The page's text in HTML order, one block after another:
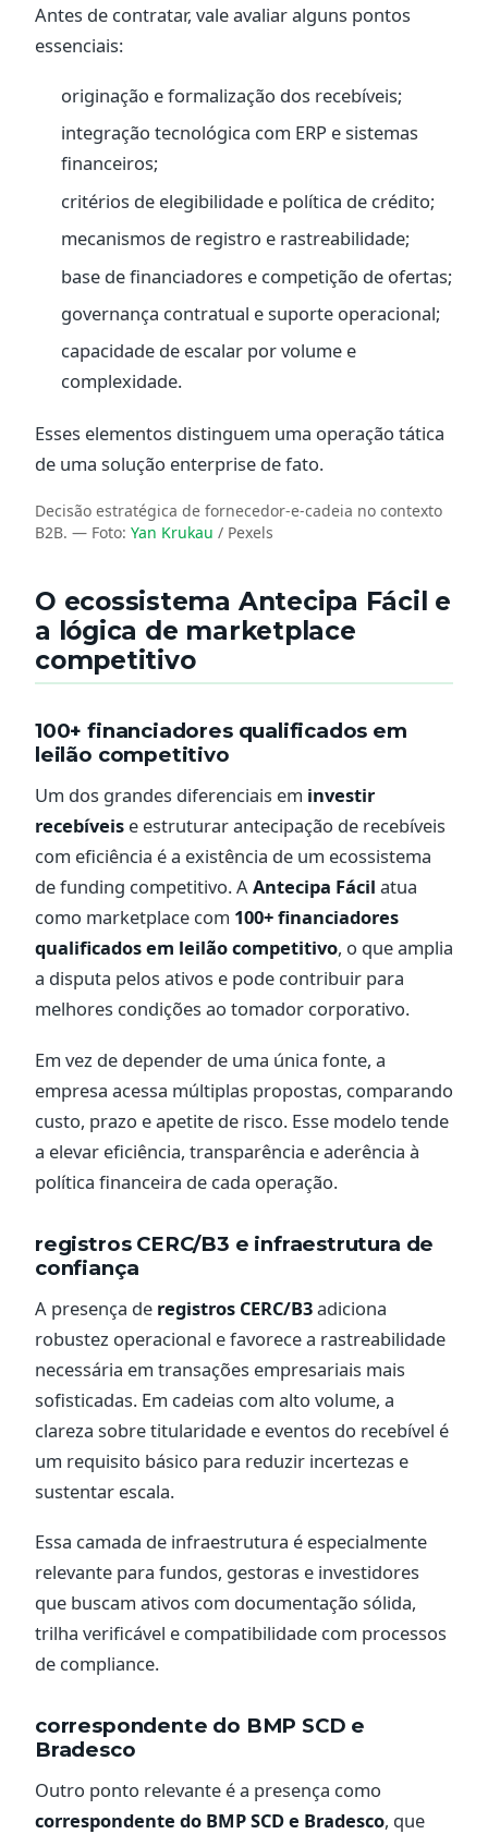
Antes de contratar, vale avaliar alguns pontos
essenciais:
originação e formalização dos recebíveis;
integração tecnológica com ERP e sistemas
financeiros;
critérios de elegibilidade e política de crédito;
mecanismos de registro e rastreabilidade;
base de financiadores e competição de ofertas;
governança contratual e suporte operacional;
capacidade de escalar por volume e
complexidade.
Esses elementos distinguem uma operação tática
de uma solução enterprise de fato.
Decisão estratégica de fornecedor-e-cadeia no contexto
B2B. — Foto: Yan Krukau / Pexels
O ecossistema Antecipa Fácil e
a lógica de marketplace
competitivo
100+ financiadores qualificados em
leilão competitivo
Um dos grandes diferenciais em investir
recebíveis e estruturar antecipação de recebíveis
com eficiência é a existência de um ecossistema
de funding competitivo. AAntecipa Fácil atua
como marketplace com 100+ financiadores
qualificados em leilão competitivo, o que amplia
a disputa pelos ativos e pode contribuir para
melhores condições ao tomador corporativo.
Em vez de depender de uma única fonte, a
empresa acessa múltiplas propostas, comparando
custo, prazo e apetite de risco. Esse modelo tende
a elevar eficiência, transparência e aderência à
política financeira de cada operação.
registros CERC/B3 e infraestrutura de
confiança
A presença de registros CERC/B3adiciona
robustez operacional e favorece a rastreabilidade
necessária em transações empresariais mais
sofisticadas. Em cadeias com alto volume, a
clareza sobre titularidade e eventos do recebível é
um requisito básico para reduzir incertezas e
sustentar escala.
Essa camada de infraestrutura é especialmente
relevante para fundos, gestoras e investidores
que buscam ativos com documentação sólida,
trilha verificável e compatibilidade com processos
de compliance.
correspondente do BMP SCD e
Bradesco
Outro ponto relevante é a presença como
correspondente do BMP SCD e Bradesco, que